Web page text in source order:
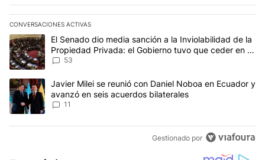
CONVERSACIONES ACTIVAS
Este listado muestra los artículos con más comentarios en los
Un artículo de tendencia con el título "El Senado dio media
El Senado dio media sanción a la Inviolabilidad de la
Propiedad Privada: el Gobierno tuvo que ceder en la
Ley del Manejo del Fuego
53
Un artículo de tendencia con el título "Javier Milei se reunió con
Javier Milei se reunió con Daniel Noboa en Ecuador y
avanzó en seis acuerdos bilaterales
11
Gestionado por